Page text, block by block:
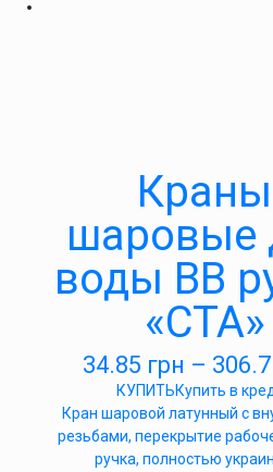
Краны
шаровые
воды ВВ
«СТА»
34.85 грн –
КУПИТЬКупить в
Кран шаровой латунный с
резьбами, перекрытие
ручка, полностью